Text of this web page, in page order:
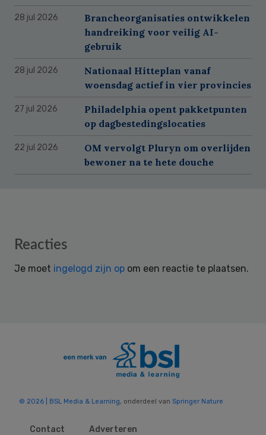
28 jul 2026
Brancheorganisaties ontwikkelen
handreiking voor veilig AI-
gebruik
28 jul 2026
Nationaal Hitteplan vanaf
woensdag actief in vier provincies
27 jul 2026
Philadelphia opent pakketpunten
op dagbestedingslocaties
22 jul 2026
OM vervolgt Pluryn om overlijden
bewoner na te hete douche
Reader
Reacties
Je moet ingelogd zijn op om een reactie te plaatsen.
© 2026 | BSL Media & Learning, onderdeel van Springer Nature
Contact Adverteren